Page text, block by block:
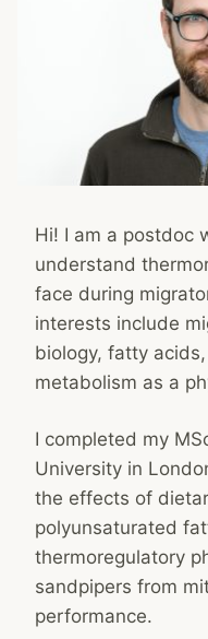
Hi! I am a postdoc
understand
face during
interests include
biology, fatty
metabolism as a
I completed my
University in
the effects of
polyunsaturated
thermoregulatory
sandpipers from
performance.